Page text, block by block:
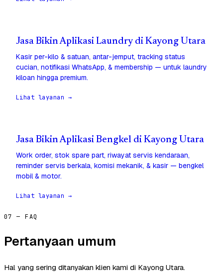
Jasa Bikin Aplikasi Laundry di Kayong Utara
Kasir per-kilo & satuan, antar-jemput, tracking status
cucian, notifikasi WhatsApp, & membership — untuk laundry
kiloan hingga premium.
Lihat layanan →
Jasa Bikin Aplikasi Bengkel di Kayong Utara
Work order, stok spare part, riwayat servis kendaraan,
reminder servis berkala, komisi mekanik, & kasir — bengkel
mobil & motor.
Lihat layanan →
07 — FAQ
Pertanyaan umum
Hal yang sering ditanyakan klien kami di Kayong Utara.